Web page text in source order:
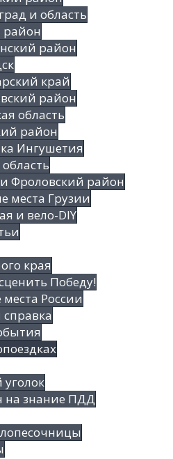
и область
район
район
край
район
область
район
Ингушетия
Фроловский район
места Грузии
и вело-DIY
края
Победу!
России
уголок
на знание ПДД